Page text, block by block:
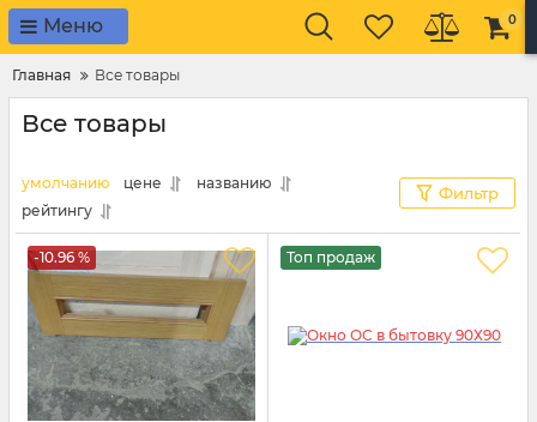
Меню 0
Главная Все товары
Все товары
умолчанию цене
названию
рейтингу
Фильтр
-10.96 % Топ продаж